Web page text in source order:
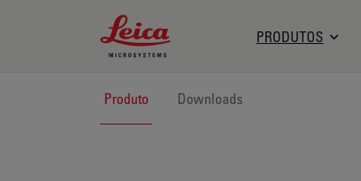
Leica Microsystems Logo
PRODUTOS
Produto Downloads